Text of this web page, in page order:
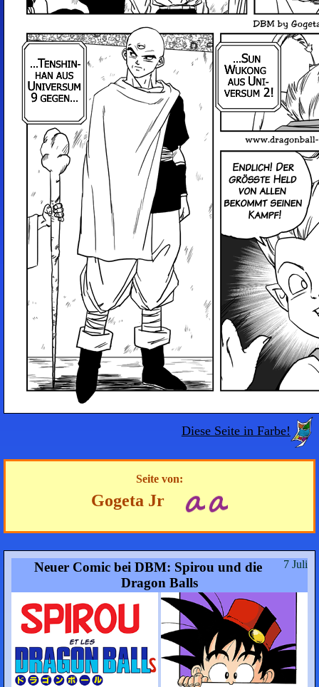
Diese Seite in Farbe!
Seite von:
Gogeta Jr
7 Juli
Neuer Comic bei DBM: Spirou und die
Dragon Balls